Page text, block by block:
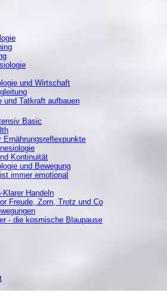
und Wirtschaft
und Tatkraft aufbauen
Basic
Ernährungsreflexpunkte
Kontinuität
und Bewegung
immer emotional
Klarer Handeln
Freude, Zorn, Trotz und Co
- die kosmische Blaupause